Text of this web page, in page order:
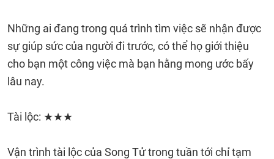
Những ai đang trong quá trình tìm việc sẽ nhận được
sự giúp sức của người đi trước, có thể họ giới thiệu
cho bạn một công việc mà bạn hằng mong ước bấy
lâu nay.
Tài lộc: ★★★
Vận trình tài lộc của Song Tử trong tuần tới chỉ tạm